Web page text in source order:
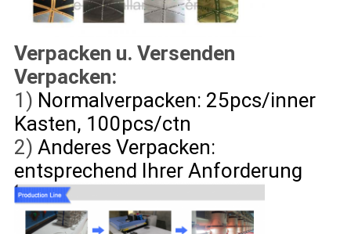
Verpacken u. Versenden
Verpacken:
1) Normalverpacken: 25pcs/inner
Kasten, 100pcs/ctn
2) Anderes Verpacken:
entsprechend Ihrer Anforderung